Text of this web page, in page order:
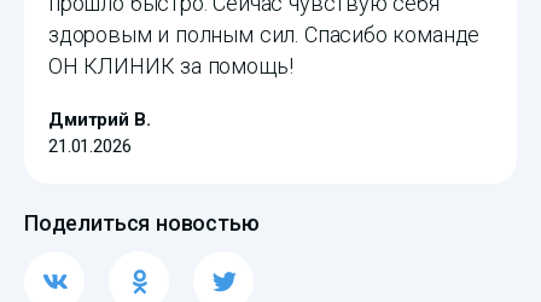
здоровым и полным сил. Спасибо команде
ОН КЛИНИК за помощь!
Дмитрий В.
21.01.2026
Поделиться новостью